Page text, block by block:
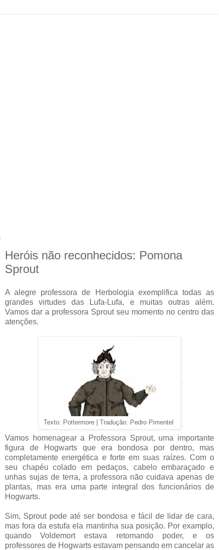
Heróis não reconhecidos: Pomona
Sprout
A alegre professora de Herbologia exemplifica todas as
grandes virtudes das Lufa-Lufa, e muitas outras além.
Vamos dar a professora Sprout seu momento no centro das
atenções.
Texto: Pottermore | Tradução: Pedro Pimentel
Vamos homenagear a Professora Sprout, uma importante
figura de Hogwarts que era bondosa por dentro, mas
completamente energética e forte em suas raízes. Com o
seu chapéu colado em pedaços, cabelo embaraçado e
unhas sujas de terra, a professora não cuidava apenas de
plantas, mas era uma parte integral dos funcionários de
Hogwarts.
Sim, Sprout pode até ser bondosa e fácil de lidar de cara,
mas fora da estufa ela mantinha sua posição. Por examplo,
quando Voldemort estava retomando poder, e os
professores de Hogwarts estavam pensando em cancelar as